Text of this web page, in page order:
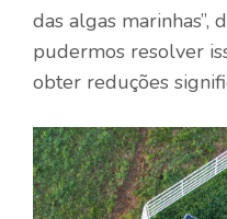
das algas marinhas”,
pudermos resolver
obter reduções